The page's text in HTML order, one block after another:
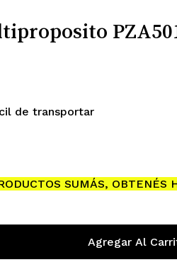
de transportar
SUMÁS, OBTENÉS
Agregar Al